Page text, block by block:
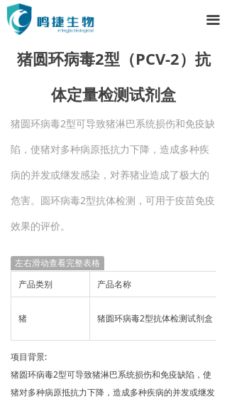
끀
左右滑动查看完整表格
产品类别
产品名称
猪 猪圆环病毒2型抗体检测试剂盒
项目背景:
猪圆环病毒2型可导致猪淋巴系统损伤和免疫缺陷，使
猪对多种病原抵抗力下降，造成多种疾病的并发或继发
猪圆环病毒2型（PCV-2）抗
体定量检测试剂盒
猪圆环病毒2型可导致猪淋巴系统损伤和免疫缺
陷，使猪对多种病原抵抗力下降，造成多种疾
病的并发或继发感染，对养猪业造成了极大的
危害。圆环病毒2型抗体检测，可用于疫苗免疫
效果的评价。